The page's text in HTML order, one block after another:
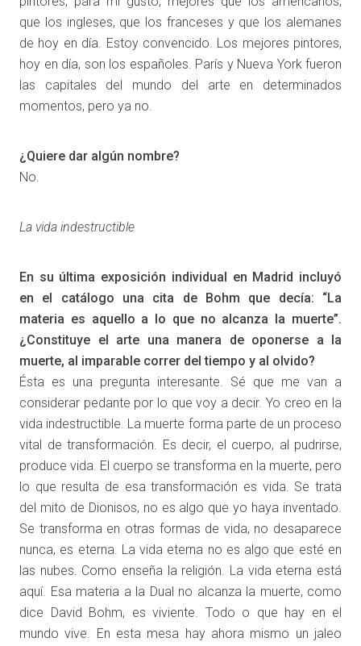
que los ingleses, que los franceses y que los alemanes
de hoy en día. Estoy convencido. Los mejores pintores,
hoy en día, son los españoles. París y Nueva York fueron
las capitales del mundo del arte en determinados
momentos, pero ya no.
¿Quiere dar algún nombre?
No.
La vida indestructible
En su última exposición individual en Madrid incluyó
en el catálogo una cita de Bohm que decía: “La
materia es aquello a lo que no alcanza la muerte”.
¿Constituye el arte una manera de oponerse a la
muerte, al imparable correr del tiempo y al olvido?
Ésta es una pregunta interesante. Sé que me van a
considerar pedante por lo que voy a decir. Yo creo en la
vida indestructible. La muerte forma parte de un proceso
vital de transformación. Es decir, el cuerpo, al pudrirse,
produce vida. El cuerpo se transforma en la muerte, pero
lo que resulta de esa transformación es vida. Se trata
del mito de Dionisos, no es algo que yo haya inventado.
Se transforma en otras formas de vida, no desaparece
nunca, es eterna. La vida eterna no es algo que esté en
las nubes. Como enseña la religión. La vida eterna está
aquí. Esa materia a la Dual no alcanza la muerte, como
dice David Bohm, es viviente. Todo o que hay en el
mundo vive. En esta mesa hay ahora mismo un jaleo